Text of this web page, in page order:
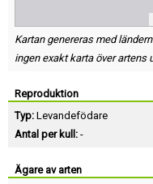
Kartan genereras med
ingen exakt karta över artens
Reproduktion
Typ: Levandefödare
Antal per kull: -
Ägare av arten